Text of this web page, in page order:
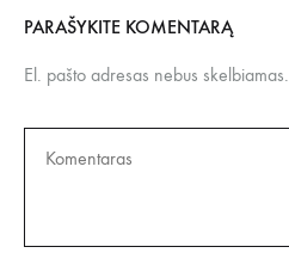
PARAŠYKITE KOMENTARĄ
El. pašto adresas nebus skelbiamas.